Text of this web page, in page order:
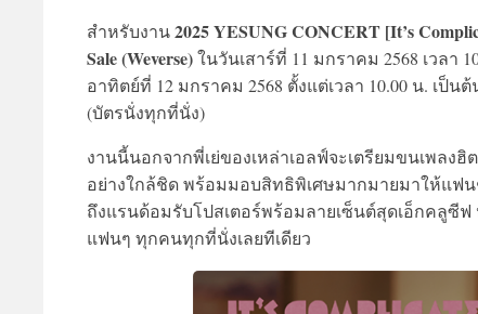
สำหรับงาน2025 YESUNG CONCERT [It’s
Sale (Weverse)ในวันเสาร์ที่ 11 มกราคม 2568 เวลา
อาทิตย์ที่ 12 มกราคม 2568 ตั้งแต่เวลา 10.00 น. เป็น
(บัตรนั่งทุกที่นั่ง)
งานนี้นอกจากพี่เย่ของเหล่าเอลฟ์จะเตรียมขนเพลง
อย่างใกล้ชิด พร้อมมอบสิทธิพิเศษมากมายมาให้แฟน
ถึงแรนด้อมรับโปสเตอร์พร้อมลายเซ็นต์สุดเอ็กคลูซีฟ ห
แฟนๆ ทุกคนทุกที่นั่งเลยทีเดียว